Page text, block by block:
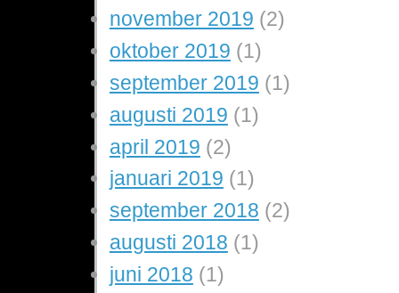
november 2019 (2)
oktober 2019 (1)
september 2019 (1)
augusti 2019 (1)
april 2019 (2)
januari 2019 (1)
september 2018 (2)
augusti 2018 (1)
juni 2018 (1)